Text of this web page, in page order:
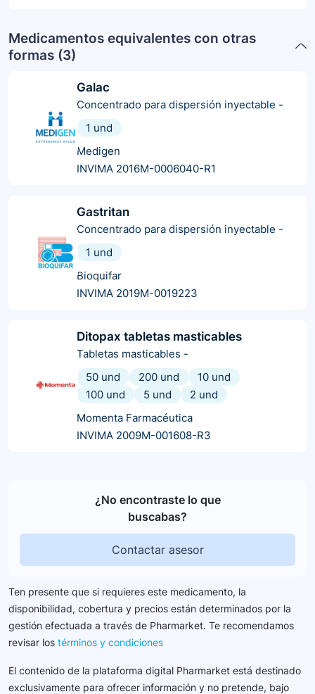
Medicamentos equivalentes con otras
formas (3)
Galac
Concentrado para dispersión inyectable -
1 und
Medigen
INVIMA 2016M-0006040-R1
Gastritan
Concentrado para dispersión inyectable -
1 und
Bioquifar
INVIMA 2019M-0019223
Ditopax tabletas masticables
Tabletas masticables -
50 und
200 und
10 und
100 und
5 und
2 und
Momenta Farmacéutica
INVIMA 2009M-001608-R3
¿No encontraste lo que
buscabas?
Contactar asesor
Ten presente que si requieres este medicamento, la
disponibilidad, cobertura y precios están determinados por la
gestión efectuada a través de Pharmarket. Te recomendamos
revisar los términos y condiciones
El contenido de la plataforma digital Pharmarket está destinado
exclusivamente para ofrecer información y no pretende, bajo